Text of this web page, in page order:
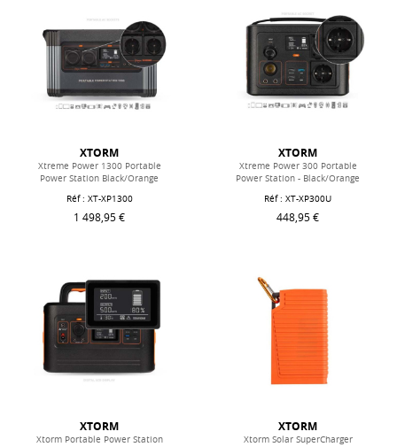
XTORM
Xtreme Power 1300 Portable
Power Station Black/Orange
Réf : XT-XP1300
1 498,95 €
XTORM
Xtreme Power 300 Portable
Power Station - Black/Orange
Réf : XT-XP300U
448,95 €
XTORM
Xtorm Portable Power Station
XTORM
Xtorm Solar SuperCharger